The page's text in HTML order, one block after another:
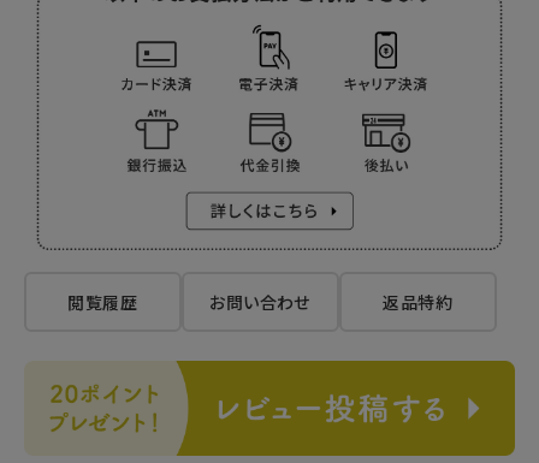
閲覧履歴 お問い合わせ 返品特約